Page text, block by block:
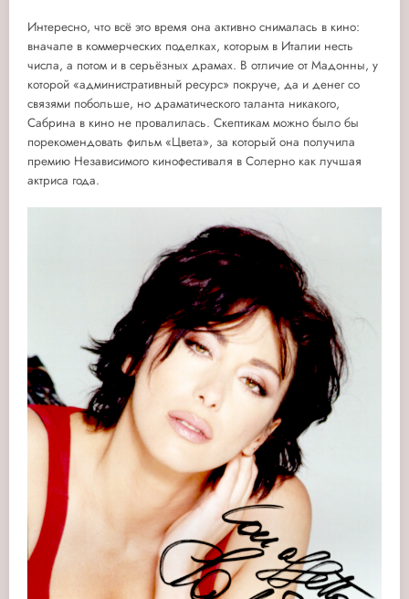
Интересно, что всё это время она активно снималась в кино:
вначале в коммерческих поделках, которым в Италии несть
числа, а потом и в серьёзных драмах. В отличие от Мадонны, у
которой «административный ресурс» покруче, да и денег со
связями побольше, но драматического таланта никакого,
Сабрина в кино не провалилась. Скептикам можно было бы
порекомендовать фильм «Цвета», за который она получила
премию Независимого кинофестиваля в Солерно как лучшая
актриса года.